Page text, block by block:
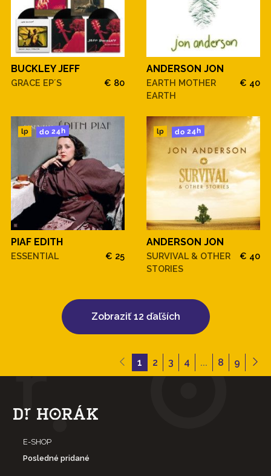
BUCKLEY JEFF
GRACE EP´S € 80
ANDERSON JON
EARTH MOTHER
EARTH
€ 40
lp do 24h
PIAF EDITH
ESSENTIAL € 25
lp do 24h
ANDERSON JON
SURVIVAL & OTHER
STORIES
€ 40
Zobraziť 12 ďaľších
1 2 3 4 ... 8 9
E-SHOP
Posledné pridané